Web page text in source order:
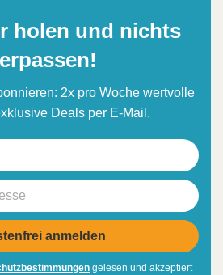
holen und nichts
2x pro Woche wertvolle
Deals per E-Mail.
gelesen und akzeptiert